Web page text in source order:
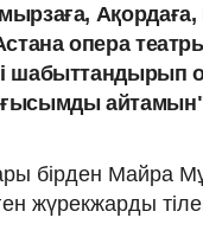
опера
шабыттандырып
бірден Майра
жүрекжарды